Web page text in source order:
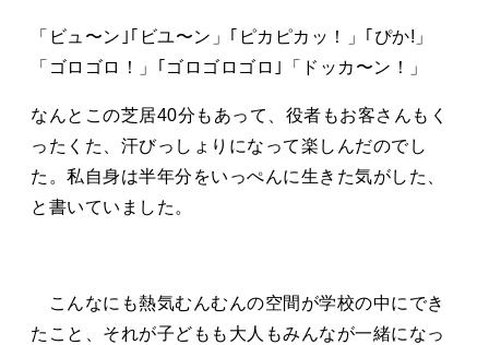
「ビュ〜ン｣｢ビユ〜ン」｢ピカピカッ！」｢ぴか!」
「ゴロゴロ！」｢ゴロゴロゴロ｣「ドッカ〜ン！」
なんとこの芝居40分もあって、役者もお客さんもく
ったくた、汗びっしょりになって楽しんだのでし
た。私自身は半年分をいっぺんに生きた気がした、
と書いていました。
こんなにも熱気むんむんの空間が学校の中にでき
たこと、それが子どもも大人もみんなが一緒になっ